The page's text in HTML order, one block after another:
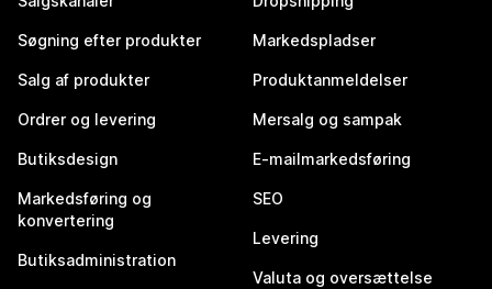
Søgning efter produkter
Salg af produkter
Ordrer og levering
Butiksdesign
Markedsføring og
konvertering
Butiksadministration
Markedspladser
Produktanmeldelser
Mersalg og sampak
E-mailmarkedsføring
SEO
Levering
Valuta og oversættelse